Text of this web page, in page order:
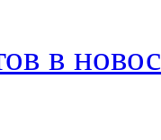
в